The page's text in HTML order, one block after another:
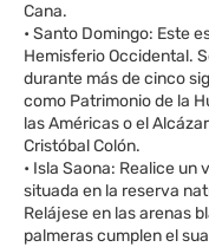
Cana.
• Santo Domingo: Este
Hemisferio Occidental.
durante más de cinco
como Patrimonio de la
las Américas o el
Cristóbal Colón.
• Isla Saona: Realice
situada en la reserva
Relájese en las arenas
palmeras cumplen el